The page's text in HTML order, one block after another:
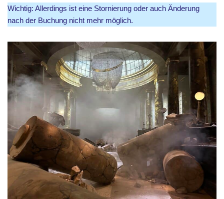
Wichtig: Allerdings ist eine Stornierung oder auch Änderung
nach der Buchung nicht mehr möglich.